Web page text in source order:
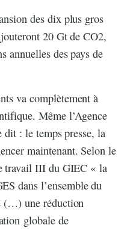
des dix plus gros
20 Gt de CO2,
annuelles des pays de
va complètement à
Même l’Agence
dit : le temps presse, la
maintenant. Selon le
travail III du GIEC « la
dans l’ensemble du
(…) une réduction
globale de